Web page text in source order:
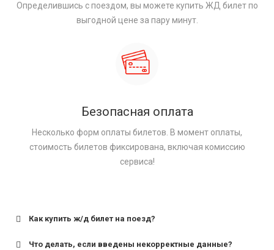
Определившись с поездом, вы можете купить ЖД билет по
выгодной цене за пару минут.
Безопасная оплата
Несколько форм оплаты билетов. В момент оплаты,
стоимость билетов фиксирована, включая комиссию
сервиса!
Как купить ж/д билет на поезд?
Что делать, если введены некорректные данные?